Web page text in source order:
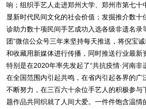
响；组织手艺人走进郑州大学、郑州市第七十
显新时代民间文化的社会价值；发掘推介数十
诊助力数十项民间手艺成功入选各级非遗名录
团”微信公众号三年来坚持每天推送，将倪宝
和收藏用新媒体进行传播，同时推送行业最新
特别是在2020年率先发起了“共抗疫情·河南非
在全国范围内引起共鸣，在省内引起各界的广
不断努力，在三百六十余位手艺人的积极参与
题作品共同织就了人间大爱。一件件饱含温情